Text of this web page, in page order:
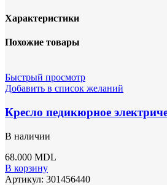
Характеристики
Похожие товары
Быстрый просмотр
Добавить в список желаний
Кресло педикюрное
В наличии
68.000 MDL
В корзину
Артикул: 301456440